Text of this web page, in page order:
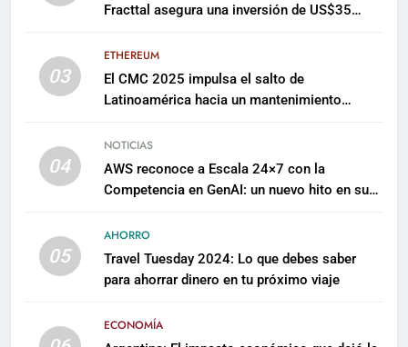
Fracttal asegura una inversión de US$35
03
ETHEREUM
El CMC 2025 impulsa el salto de
Latinoamérica hacia un mantenimiento
04
NOTICIAS
AWS reconoce a Escala 24×7 con la
Competencia en GenAI: un nuevo hito en su
05
AHORRO
Travel Tuesday 2024: Lo que debes saber
para ahorrar dinero en tu próximo viaje
ECONOMÍA